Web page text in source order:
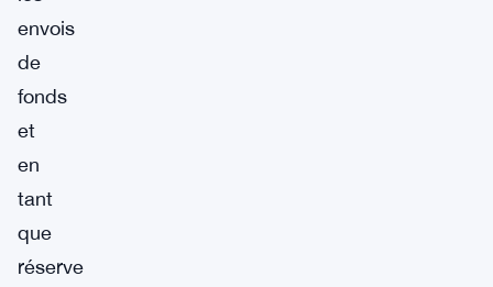
envois
de
fonds
et
en
tant
que
réserve